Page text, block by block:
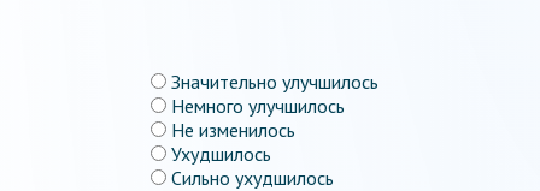
Значительно улучшилось
Немного улучшилось
Не изменилось
Ухудшилось
Сильно ухудшилось